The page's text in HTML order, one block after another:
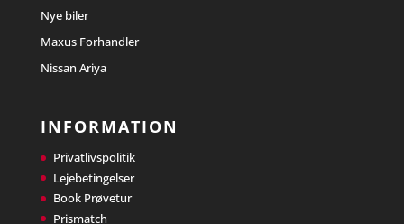
Nye biler
Maxus Forhandler
Nissan Ariya
INFORMATION
Privatlivspolitik
Lejebetingelser
Book Prøvetur
Prismatch